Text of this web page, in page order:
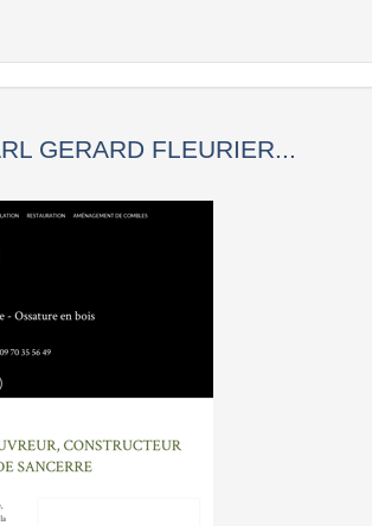
GERARD FLEURIER...